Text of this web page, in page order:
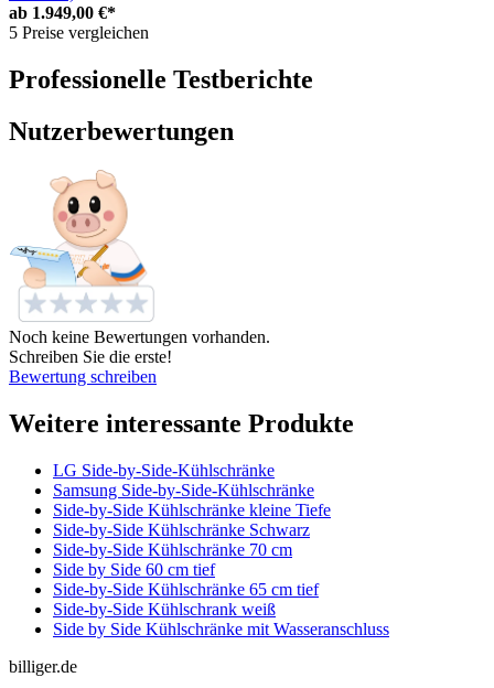
ab 1.949,00 €*
5 Preise vergleichen
Professionelle Testberichte
Nutzerbewertungen
Noch keine Bewertungen vorhanden.
Schreiben Sie die erste!
Bewertung schreiben
Weitere interessante Produkte
LG Side-by-Side-Kühlschränke
Samsung Side-by-Side-Kühlschränke
Side-by-Side Kühlschränke kleine Tiefe
Side-by-Side Kühlschränke Schwarz
Side-by-Side Kühlschränke 70 cm
Side by Side 60 cm tief
Side-by-Side Kühlschränke 65 cm tief
Side-by-Side Kühlschrank weiß
Side by Side Kühlschränke mit Wasseranschluss
billiger.de